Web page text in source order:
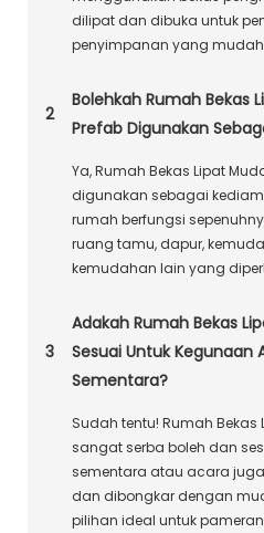
dilipat dan dibuka untuk
penyimpanan yang
2
Bolehkah Rumah Bekas
Prefab Digunakan
Ya, Rumah Bekas Lipat
digunakan sebagai
rumah berfungsi
ruang tamu, dapur,
kemudahan lain yang
3
Adakah Rumah Bekas
Sesuai Untuk Kegunaan
Sementara?
Sudah tentu! Rumah Bekas
sangat serba boleh dan
sementara atau acara
dan dibongkar dengan
pilihan ideal untuk